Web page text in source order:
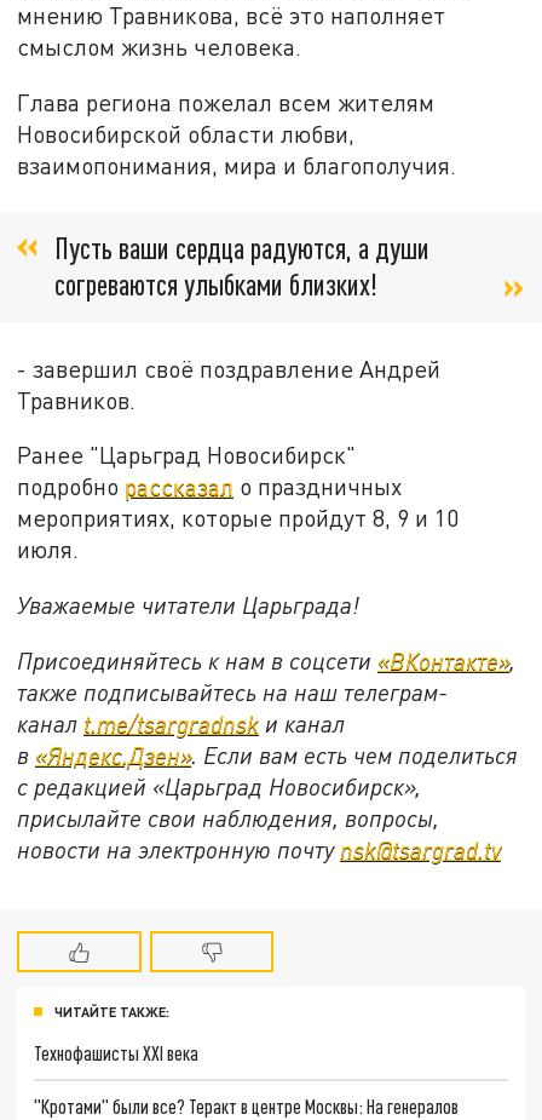
мнению Травникова, всё это наполняет
смыслом жизнь человека.
Глава региона пожелал всем жителям
Новосибирской области любви,
взаимопонимания, мира и благополучия.
Пусть ваши сердца радуются, а души
согреваются улыбками близких!
- завершил своё поздравление Андрей
Травников.
Ранее "Царьград Новосибирск"
подробно рассказал о праздничных
мероприятиях, которые пройдут 8, 9 и 10
июля.
Уважаемые читатели Царьграда!
Присоединяйтесь к нам в соцсети «ВКонтакте»,
также подписывайтесь на наш телеграм-
канал t.me/tsargradnsk и канал
в «Яндекс.Дзен». Если вам есть чем поделиться
с редакцией «Царьград Новосибирск»,
присылайте свои наблюдения, вопросы,
новости на электронную почту nsk@tsargrad.tv
ЧИТАЙТЕ ТАКЖЕ:
Технофашисты XXI века
"Кротами" были все? Теракт в центре Москвы: На генералов